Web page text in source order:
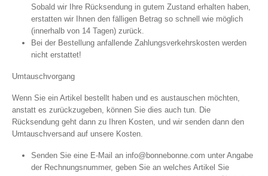
Sobald wir Ihre Rücksendung in gutem Zustand erhalten haben,
erstatten wir Ihnen den fälligen Betrag so schnell wie möglich
(innerhalb von 14 Tagen) zurück.
Bei der Bestellung anfallende Zahlungsverkehrskosten werden
nicht erstattet!
Umtauschvorgang
Wenn Sie ein Artikel bestellt haben und es austauschen möchten,
anstatt es zurückzugeben, können Sie dies auch tun. Die
Rücksendung geht dann zu Ihren Kosten, und wir senden dann den
Umtauschversand auf unsere Kosten.
Senden Sie eine E-Mail an info@bonnebonne.com unter Angabe
der Rechnungsnummer, geben Sie an welches Artikel Sie